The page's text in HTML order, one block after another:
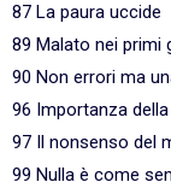
87 La paura uccide
89 Malato nei primi
90 Non errori ma
96 Importanza
97 Il nonsenso del
99 Nulla è come